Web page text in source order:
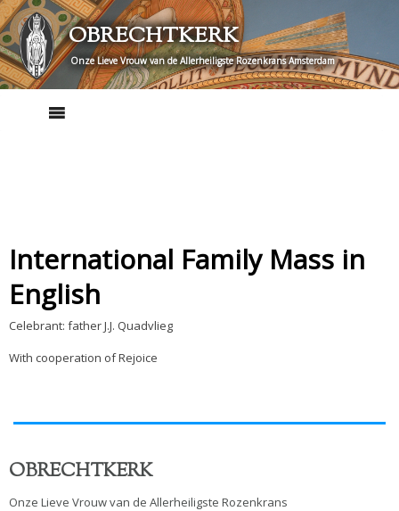
Skip
to
content
OBRECHTKERK
Onze Lieve Vrouw van de Allerheiligste Rozenkrans Amsterdam
International Family Mass in
English
Celebrant: father J.J. Quadvlieg
With cooperation of Rejoice
OBRECHTKERK
Onze Lieve Vrouw van de Allerheiligste Rozenkrans